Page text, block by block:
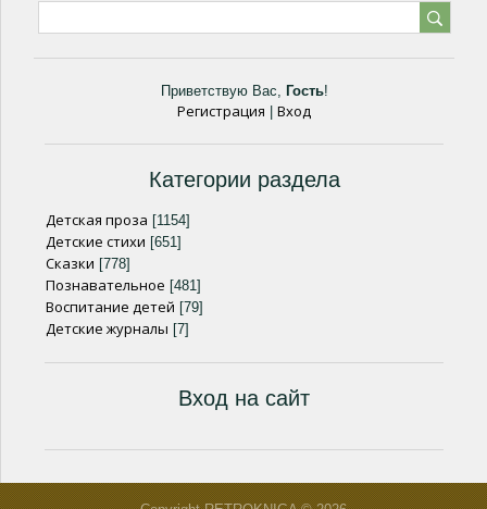
Приветствую Вас, Гость!
Регистрация Вход
Категории раздела
Детская проза [1154]
Детские стихи [651]
Сказки [778]
Познавательное [481]
Воспитание детей [79]
Детские журналы [7]
Вход на сайт